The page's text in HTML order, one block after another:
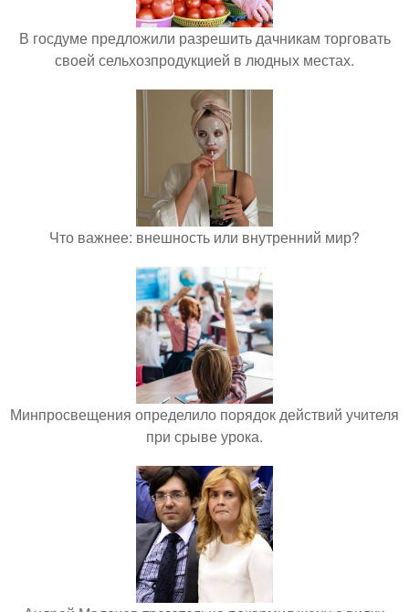
В госдуме предложили разрешить дачникам торговать
своей сельхозпродукцией в людных местах.
Что важнее: внешность или внутренний мир?
Минпросвещения определило порядок действий учителя
при срыве урока.